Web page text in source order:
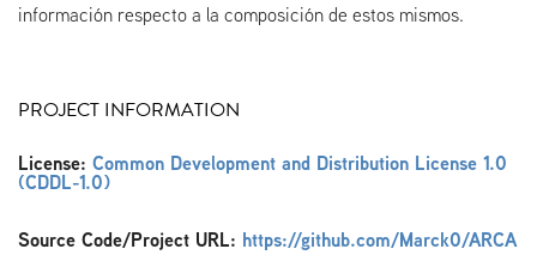
información respecto a la composición de estos mismos.
PROJECT INFORMATION
License: Common Development and Distribution License 1.0
(CDDL-1.0)
Source Code/Project URL: https://github.com/Marck0/ARCA